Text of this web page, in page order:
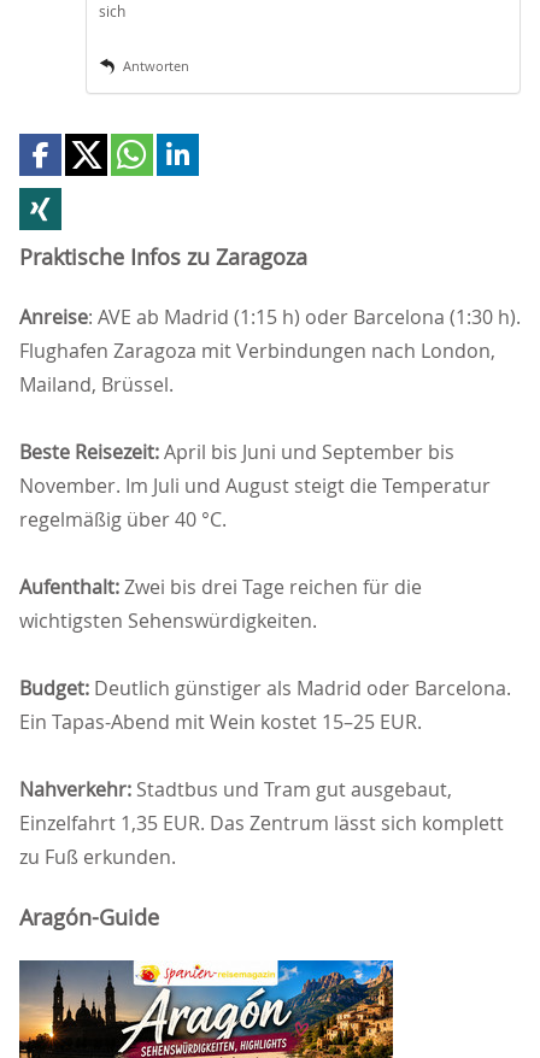
sich
Antworten
Praktische Infos zu Zaragoza
Anreise: AVE ab Madrid (1:15 h) oder Barcelona (1:30 h).
Flughafen Zaragoza mit Verbindungen nach London,
Mailand, Brüssel.
Beste Reisezeit:April bis Juni und September bis
November. Im Juli und August steigt die Temperatur
regelmäßig über 40 °C.
Aufenthalt:Zwei bis drei Tage reichen für die
wichtigsten Sehenswürdigkeiten.
Budget: Deutlich günstiger als Madrid oder Barcelona.
Ein Tapas-Abend mit Wein kostet 15–25 EUR.
Nahverkehr: Stadtbus und Tram gut ausgebaut,
Einzelfahrt 1,35 EUR. Das Zentrum lässt sich komplett
zu Fuß erkunden.
Aragón-Guide